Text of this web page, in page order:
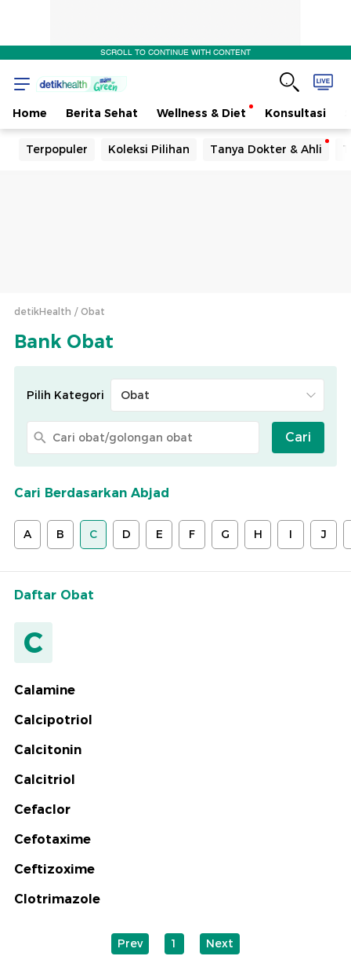
Efek
SampingSCROLL TO CONTINUE WITH CONTENT
Home Berita Sehat Wellness & Diet Konsultasi
Terpopuler Koleksi Pilihan Tanya Dokter & Ahli
detikHealth Obat
Bank Obat
Pilih Kategori
Cari
Cari Berdasarkan Abjad
A B C D E F G H I J
Daftar Obat
C
Calamine
Calcipotriol
Calcitonin
Calcitriol
Cefaclor
Cefotaxime
Ceftizoxime
Clotrimazole
Prev 1 Next